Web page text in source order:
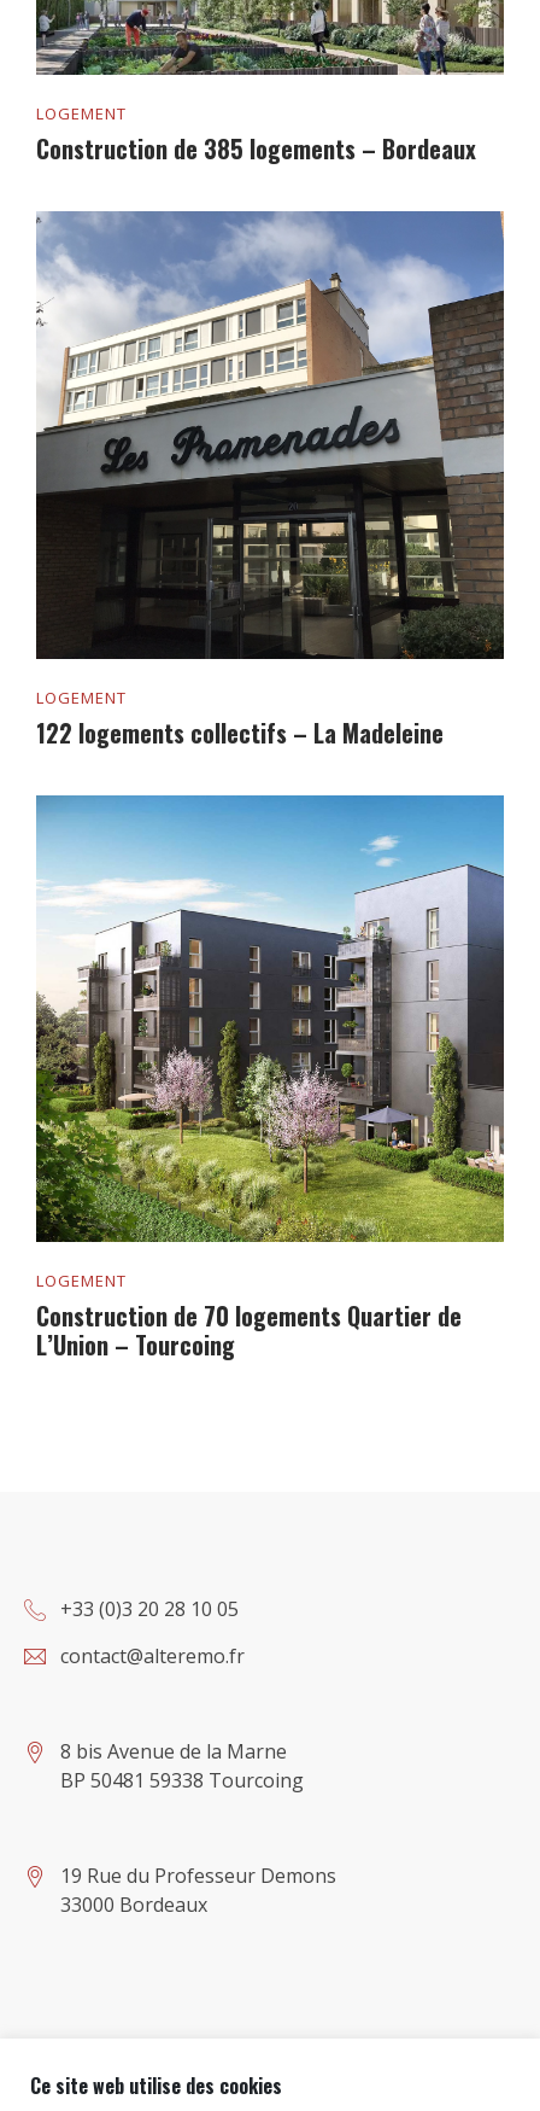
LOGEMENT
Construction de 385 logements – Bordeaux
LOGEMENT
122 logements collectifs – La Madeleine
LOGEMENT
Construction de 70 logements Quartier de
L’Union – Tourcoing
+33 (0)3 20 28 10 05
contact@alteremo.fr
8 bis Avenue de la Marne
BP 50481 59338 Tourcoing
19 Rue du Professeur Demons
33000 Bordeaux
Ce site web utilise des cookies